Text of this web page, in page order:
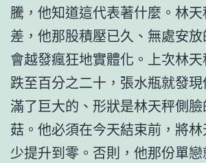
騰，他知道這代表著什麼。林
差，他那股積壓已久、無處安
會越發瘋狂地實體化。上次林
跌至百分之二十，張水瓶就發
滿了巨大的、形狀是林天秤側
菇。他必須在今天結束前，將
少提升到零。否則，他那份單